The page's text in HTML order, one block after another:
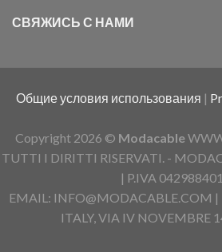
СВЯЖИСЬ С НАМИ
Общие условия использования |
Copyright 2026 © Modacable
TUTTI I DIRITTI RISERVATI. -
| P.IVA
EMAIL: INFO@MODACABLE.COM |
ITALY, VIA IV NOVEMBRE